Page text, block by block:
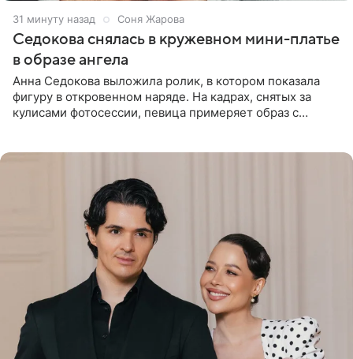
31 минуту назад Соня Жарова
Седокова снялась в кружевном мини-платье
в образе ангела
Анна Седокова выложила ролик, в котором показала
фигуру в откровенном наряде. На кадрах, снятых за
кулисами фотосессии, певица примеряет образ с